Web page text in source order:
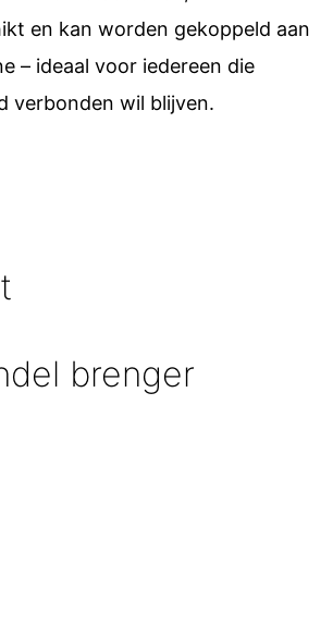
en kan worden gekoppeld aan
– ideaal voor iedereen die
verbonden wil blijven.
brenger